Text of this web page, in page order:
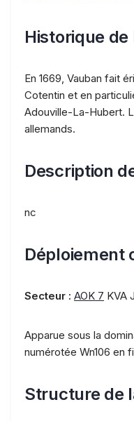
Historique de
En 1669, Vauban fait
Cotentin et en
Adouville-La-Hubert.
allemands.
Description
nc
Déploiement
Secteur : AOK 7 KVA
Apparue sous la
numérotée Wn106 en
Structure de